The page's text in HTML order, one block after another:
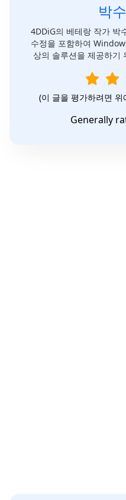
박
4DDiG의 베테랑 작가 박
수정을 포함하여
상의 솔루션을 제공하기
(이 글을 평가하려면
Generally